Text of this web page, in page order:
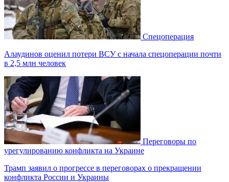
Спецоперация
Алаудинов оценил потери ВСУ с начала спецоперации почти
в 2,5 млн человек
Переговоры по
урегулированию конфликта на Украине
Трамп заявил о прогрессе в переговорах о прекращении
конфликта России и Украины